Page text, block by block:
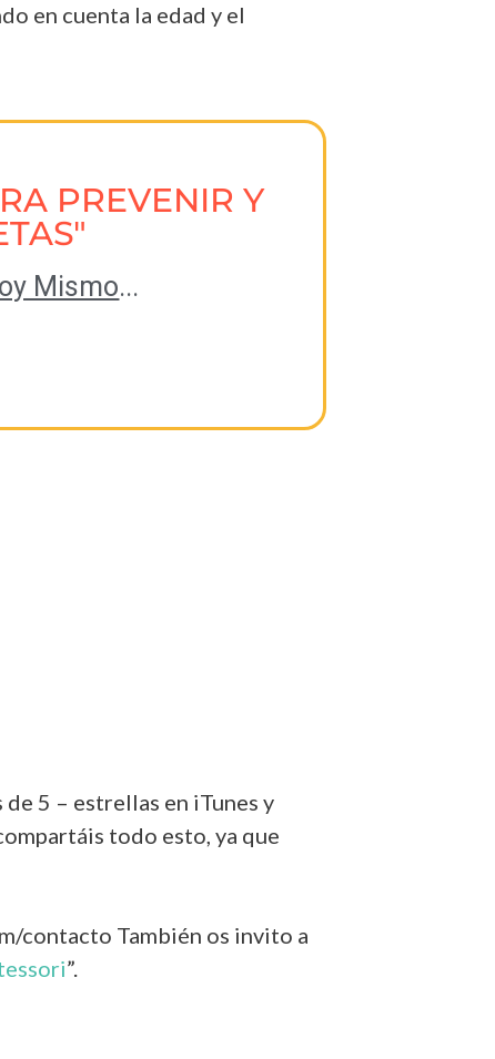
en cuenta la edad y el
PREVENIR Y
Mismo...
5 – estrellas en iTunes y
todo esto, ya que
contacto También os invito a
”.